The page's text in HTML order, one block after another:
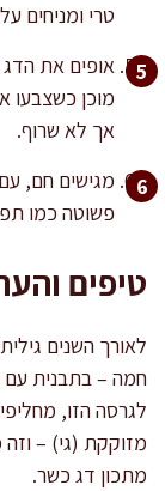
טרי ומניחים
מוכן כשצבעו
אך לא שרוף.
מגישים חם,
פשוטה כמו
טיפים
לאורך השנים
חמה – בתבנית עם
לגרסה הזו,
מזוקקת (גי) –
מתכון דג כשר.